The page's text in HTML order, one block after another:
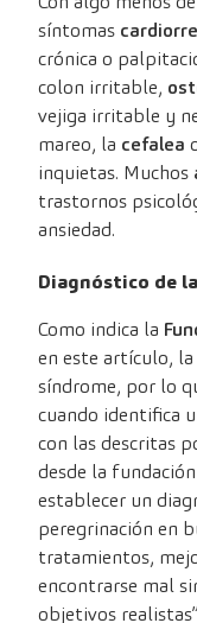
síntomas
crónica o
colon irritable,
vejiga irritable y
mareo, la cefalea
inquietas. Muchos
trastornos
ansiedad.
Diagnóstico de
Como indica la
en este artículo,
síndrome, por lo
cuando identifica
con las descritas
desde la fundación
establecer un
peregrinación en
tratamientos,
encontrarse mal
objetivos